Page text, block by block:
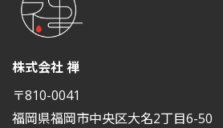
株式会社 禅
〒810-0041
福岡県福岡市中央区大名2丁目6-50